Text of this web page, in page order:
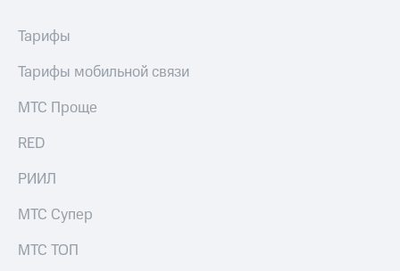
капитал
и
Программа
приобретения
Порядок
выкупа
Тарифы
Тарифы мобильной связи
МТС Проще
RED
РИИЛ
МТС Супер
МТС ТОП